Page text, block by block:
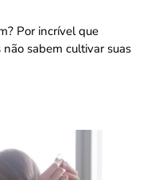
Por incrível que
não sabem cultivar suas